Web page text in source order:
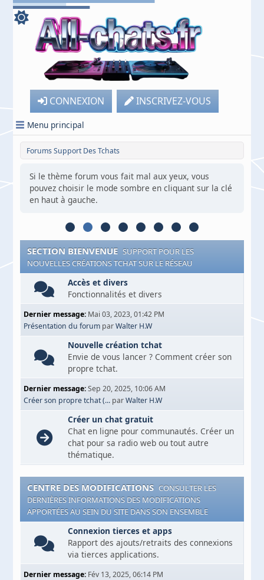
CONNEXION INSCRIVEZ-VOUS
Menu principal
Forums Support Des Tchats
Si le thème forum vous fait mal aux yeux, vous
pouvez choisir le mode sombre en cliquant sur la clé
en haut à gauche.
SECTION BIENVENUE SUPPORT POUR LES
NOUVELLES CRÉATIONS TCHAT SUR LE RÉSEAU
Accès et divers
Fonctionnalités et divers
Dernier message: Mai 03, 2023, 01:42 PM
Présentation du forum parWalter H.W
Nouvelle création tchat
Envie de vous lancer ? Comment créer son
propre tchat.
Dernier message:Sep 20, 2025, 10:06 AM
Créer son propre tchat (... parWalter H.W
Créer un chat gratuit
Chat en ligne pour communautés. Créer un
chat pour sa radio web ou tout autre
thématique.
CENTRE DES MODIFICATIONS CONSULTER LES
DERNIÈRES INFORMATIONS DES MODIFICATIONS
APPORTÉES AU SEIN DU SITE DANS SON ENSEMBLE
Connexion tierces et apps
Rapport des ajouts/retraits des connexions
via tierces applications.
Dernier message: Fév 13, 2025, 06:14 PM